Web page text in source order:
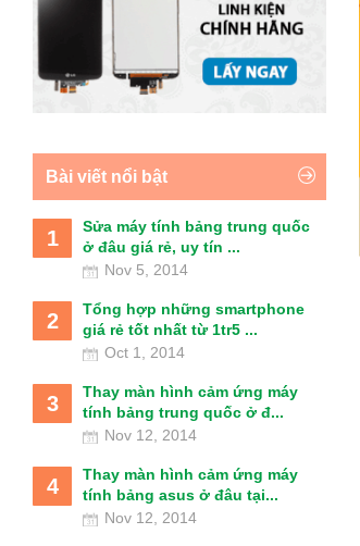
Bài viết nổi bật
1
Sửa máy tính bảng trung quốc
ở đâu giá rẻ, uy tín ...
Nov 5, 2014
2
Tổng hợp những smartphone
giá rẻ tốt nhất từ 1tr5 ...
Oct 1, 2014
3
Thay màn hình cảm ứng máy
tính bảng trung quốc ở đ...
Nov 12, 2014
4
Thay màn hình cảm ứng máy
tính bảng asus ở đâu tại...
Nov 12, 2014